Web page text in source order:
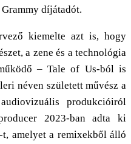
díjátadót.
kiemelte azt is, hogy
a zene és a technológia
– Tale of Us-ból is
néven született művész a
produkcióiról
2023-ban adta ki
t, amelyet a remixekből álló